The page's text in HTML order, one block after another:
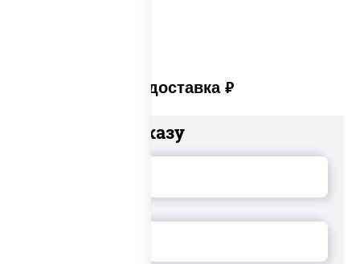
Платная доставка руб
Добавьте к заказу